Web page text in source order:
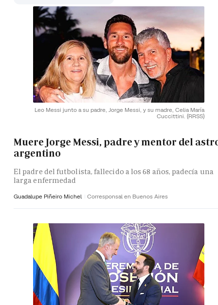
Leo Messi junto a su padre, Jorge Messi, y su madre, Celia María
Cuccittini. (RRSS)
Muere Jorge Messi, padre y mentor del
argentino
El padre del futbolista, fallecido a los 68 años, padecía una
larga enfermedad
Guadalupe Piñeiro Michel Corresponsal en Buenos Aires